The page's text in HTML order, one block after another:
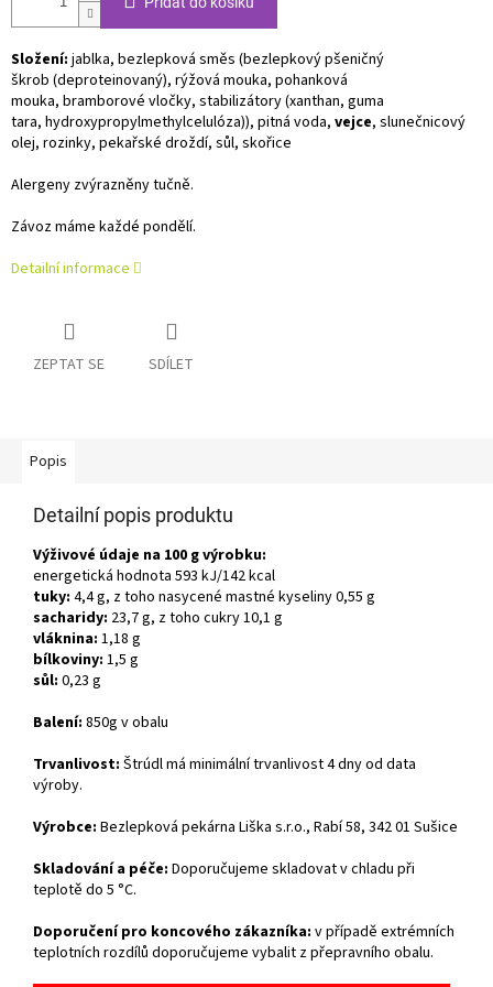
Složení: jablka, bezlepková směs (bezlepkový pšeničný
škrob (deproteinovaný), rýžová mouka, pohanková
mouka, bramborové vločky, stabilizátory (xanthan, guma
tara, hydroxypropylmethylcelulóza)), pitná voda, vejce, slunečnicový
olej, rozinky, pekařské droždí, sůl, skořice
Alergeny zvýrazněny tučně.
Závoz máme každé pondělí.
Detailní informace
ZEPTAT SE SDÍLET
Popis
Detailní popis produktu
Výživové údaje na 100 g výrobku:
energetická hodnota 593 kJ/142 kcal
tuky: 4,4 g, z toho nasycené mastné kyseliny 0,55 g
sacharidy: 23,7 g, z toho cukry 10,1 g
vláknina: 1,18 g
bílkoviny: 1,5 g
sůl: 0,23 g
Balení: 850g v obalu
Trvanlivost: Štrúdl má minimální trvanlivost 4 dny od data
výroby.
Výrobce: Bezlepková pekárna Liška s.r.o., Rabí 58, 342 01 Sušice
Skladování a péče: Doporučujeme skladovat v chladu při
teplotě do 5 °C.
Doporučení pro koncového zákazníka: v případě extrémních
teplotních rozdílů doporučujeme vybalit z přepravního obalu.